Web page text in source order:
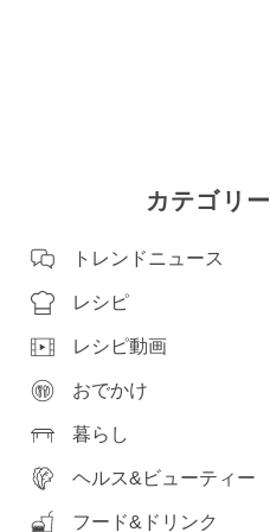
カテゴリー
トレンドニュース
レシピ
レシピ動画
おでかけ
暮らし
ヘルス&ビューティー
フード&ドリンク